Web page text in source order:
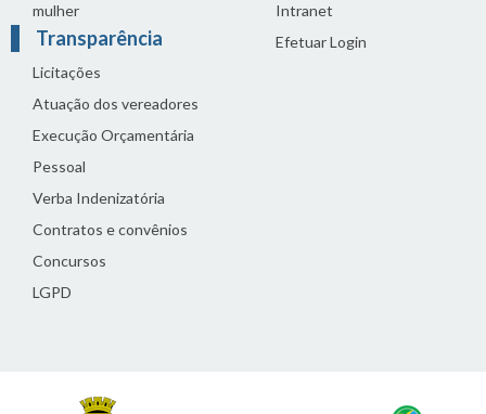
mulher
Transparência
Licitações
Atuação dos vereadores
Execução Orçamentária
Pessoal
Verba Indenizatória
Contratos e convênios
Concursos
LGPD
Intranet
Efetuar Login